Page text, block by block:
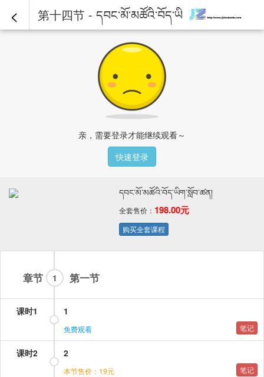
< 第十四节 - དབང་མོ་མཚོའི་བོད་ཡིག་སློབ་ཚན།
亲，需要登录才能继续观看～
快速登录
དབང་མོ་མཚོའི་བོད་ཡིག་སློབ་ཚན།
全套售价： 198.00元
购买全套课程
章节 第一节
1
课时1 1
免费观看 笔记
课时2 2
本节售价：19元 笔记